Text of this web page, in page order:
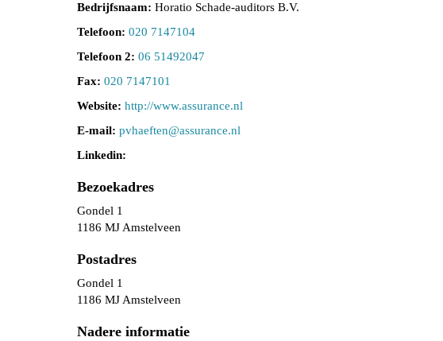
Bedrijfsnaam: Horatio Schade-auditors B.V.
Telefoon: 020 7147104
Telefoon 2: 06 51492047
Fax: 020 7147101
Website: http://www.assurance.nl
E-mail: netfeahvp@assurance.nl
Linkedin:
Bezoekadres
Gondel 1
1186 MJ Amstelveen
Postadres
Gondel 1
1186 MJ Amstelveen
Nadere informatie